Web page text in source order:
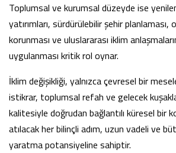
Toplumsal ve kurumsal düzeyde ise
yatırımları, sürdürülebilir şehir planlaması,
korunması ve uluslararası iklim
uygulanması kritik rol oynar.
İklim değişikliği, yalnızca çevresel bir
istikrar, toplumsal refah ve gelecek
kalitesiyle doğrudan bağlantılı küresel bir
atılacak her bilinçli adım, uzun vadeli ve
yaratma potansiyeline sahiptir.